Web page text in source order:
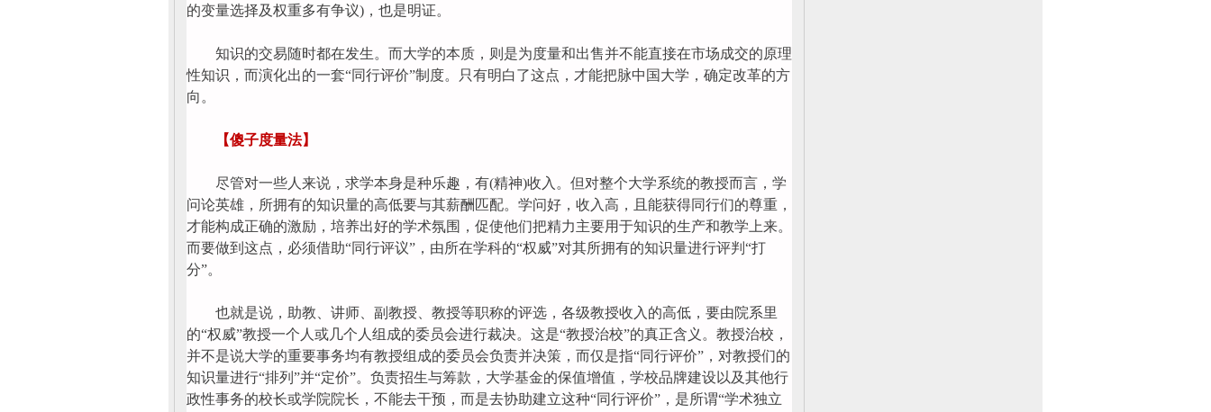
的变量选择及权重多有争议)，也是明证。
知识的交易随时都在发生。而大学的本质，则是为度量和出售并不能直接在市场成交的原理
性知识，而演化出的一套“同行评价”制度。只有明白了这点，才能把脉中国大学，确定改革的方
向。
【傻子度量法】
尽管对一些人来说，求学本身是种乐趣，有(精神)收入。但对整个大学系统的教授而言，学
问论英雄，所拥有的知识量的高低要与其薪酬匹配。学问好，收入高，且能获得同行们的尊重，
才能构成正确的激励，培养出好的学术氛围，促使他们把精力主要用于知识的生产和教学上来。
而要做到这点，必须借助“同行评议”，由所在学科的“权威”对其所拥有的知识量进行评判“打
分”。
也就是说，助教、讲师、副教授、教授等职称的评选，各级教授收入的高低，要由院系里
的“权威”教授一个人或几个人组成的委员会进行裁决。这是“教授治校”的真正含义。教授治校，
并不是说大学的重要事务均有教授组成的委员会负责并决策，而仅是指“同行评价”，对教授们的
知识量进行“排列”并“定价”。负责招生与筹款，大学基金的保值增值，学校品牌建设以及其他行
政性事务的校长或学院院长，不能去干预，而是去协助建立这种“同行评价”，是所谓“学术独立